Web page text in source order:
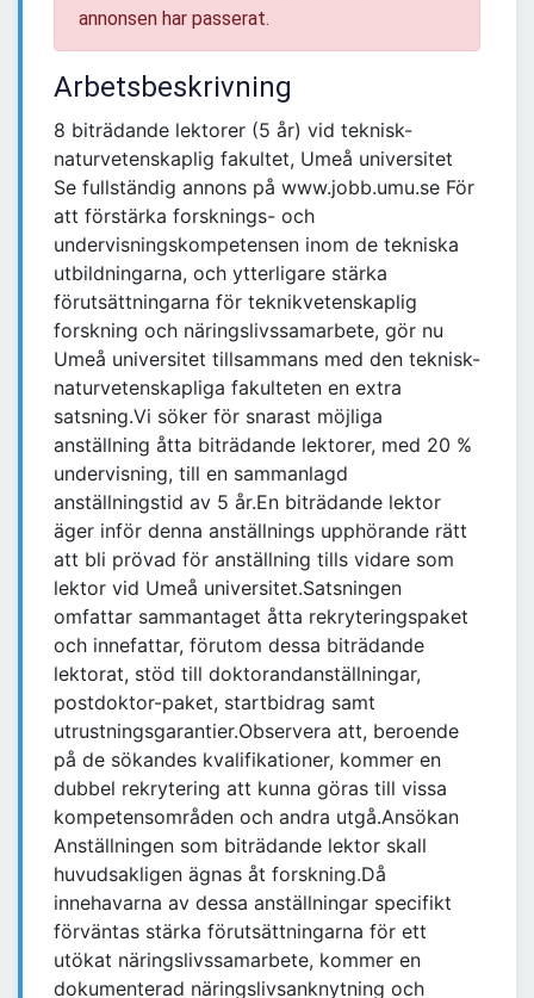
annonsen har passerat.
Arbetsbeskrivning
8 biträdande lektorer (5 år) vid teknisk-
naturvetenskaplig fakultet, Umeå universitet
Se fullständig annons på www.jobb.umu.se För
att förstärka forsknings- och
undervisningskompetensen inom de tekniska
utbildningarna, och ytterligare stärka
förutsättningarna för teknikvetenskaplig
forskning och näringslivssamarbete, gör nu
Umeå universitet tillsammans med den teknisk-
naturvetenskapliga fakulteten en extra
satsning.Vi söker för snarast möjliga
anställning åtta biträdande lektorer, med 20 %
undervisning, till en sammanlagd
anställningstid av 5 år.En biträdande lektor
äger inför denna anställnings upphörande rätt
att bli prövad för anställning tills vidare som
lektor vid Umeå universitet.Satsningen
omfattar sammantaget åtta rekryteringspaket
och innefattar, förutom dessa biträdande
lektorat, stöd till doktorandanställningar,
postdoktor-paket, startbidrag samt
utrustningsgarantier.Observera att, beroende
på de sökandes kvalifikationer, kommer en
dubbel rekrytering att kunna göras till vissa
kompetensområden och andra utgå.Ansökan
Anställningen som biträdande lektor skall
huvudsakligen ägnas åt forskning.Då
innehavarna av dessa anställningar specifikt
förväntas stärka förutsättningarna för ett
utökat näringslivssamarbete, kommer en
dokumenterad näringslivsanknytning och